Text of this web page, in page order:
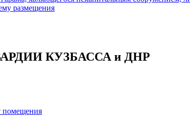
размещения
КУЗБАССА и ДНР
помещения